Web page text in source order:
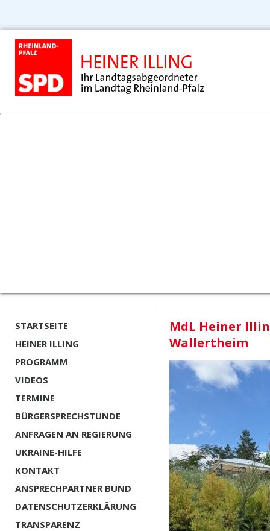
STARTSEITE
HEINER ILLING
PROGRAMM
VIDEOS
TERMINE
BÜRGERSPRECHSTUNDE
ANFRAGEN AN REGIERUNG
UKRAINE-HILFE
KONTAKT
ANSPRECHPARTNER BUND
DATENSCHUTZERKLÄRUNG
TRANSPARENZ
MdL Heiner
Wallertheim